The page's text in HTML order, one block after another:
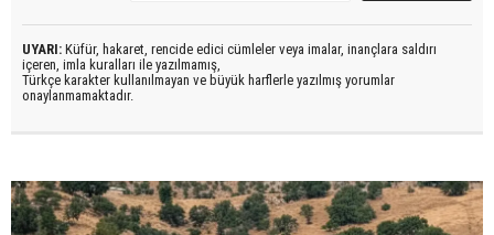
UYARI: Küfür, hakaret, rencide edici cümleler veya imalar, inançlara saldırı
içeren, imla kuralları ile yazılmamış,
Türkçe karakter kullanılmayan ve büyük harflerle yazılmış yorumlar
onaylanmamaktadır.